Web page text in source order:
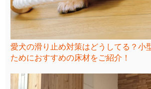
愛犬の滑り止め対策はどうしてる？小
ためにおすすめの床材をご紹介！